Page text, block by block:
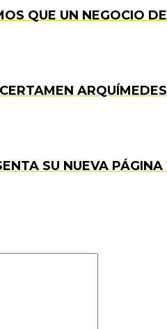
QUE UN NEGOCIO
SU NUEVA